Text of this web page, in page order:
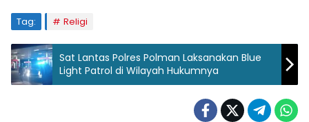
Tag: Religi
Sat Lantas Polres Polman Laksanakan Blue
Light Patrol di Wilayah Hukumnya